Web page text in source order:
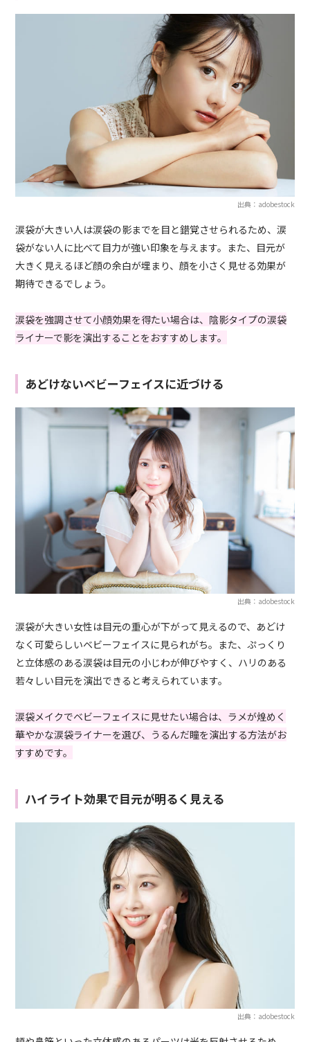
出典：adobestock
涙袋が大きい人は涙袋の影までを目と錯覚させられるため、涙
袋がない人に比べて目力が強い印象を与えます。また、目元が
大きく見えるほど顔の余白が埋まり、顔を小さく見せる効果が
期待できるでしょう。
涙袋を強調させて小顔効果を得たい場合は、陰影タイプの涙袋
ライナーで影を演出することをおすすめします。
あどけないベビーフェイスに近づける
出典：adobestock
涙袋が大きい女性は目元の重心が下がって見えるので、あどけ
なく可愛らしいベビーフェイスに見られがち。また、ぷっくり
と立体感のある涙袋は目元の小じわが伸びやすく、ハリのある
若々しい目元を演出できると考えられています。
涙袋メイクでベビーフェイスに見せたい場合は、ラメが煌めく
華やかな涙袋ライナーを選び、うるんだ瞳を演出する方法がお
すすめです。
ハイライト効果で目元が明るく見える
出典：adobestock